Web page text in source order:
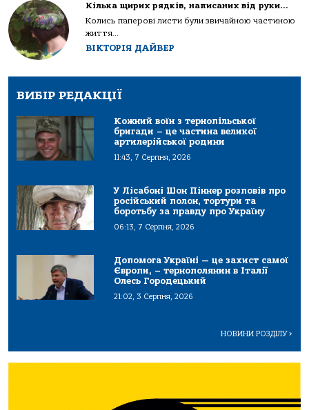
Кілька щирих рядків, написаних від руки…
Колись паперові листи були звичайною частиною
життя...
ВІКТОРІЯ ДАЙВЕР
ВИБІР РЕДАКЦІЇ
Кожний воїн з тернопільської
бригади – це частина великої
артилерійської родини
11:43, 7 Серпня, 2026
У Лісабоні Шон Піннер розповів про
російський полон, тортури та
боротьбу за правду про Україну
06:13, 7 Серпня, 2026
Допомога Україні — це захист самої
Європи, – тернополянин в Італії
Олесь Городецький
21:02, 3 Серпня, 2026
НОВИНИ РОЗДІЛУ>